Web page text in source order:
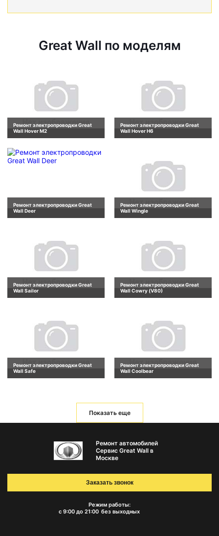
Great Wall по моделям
Ремонт электропроводки Great
Wall Hover M2
Ремонт электропроводки Great
Wall Hover H6
Ремонт электропроводки Great
Wall Deer
Ремонт электропроводки Great
Wall Wingle
Ремонт электропроводки Great
Wall Sailor
Ремонт электропроводки Great
Wall Cowry (V80)
Ремонт электропроводки Great
Wall Safe
Ремонт электропроводки Great
Wall Coolbear
Показать еще
Ремонт автомобилей
Сервис Great Wall в
Москве
Режим работы:
с 9:00 до 21:00 без выходных
Заказать звонок